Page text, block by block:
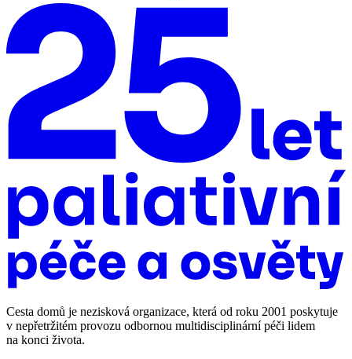
Cesta domů je nezisková organizace, která od roku 2001 poskytuje
v nepřetržitém provozu odbornou multidisciplinární péči lidem
na konci života.